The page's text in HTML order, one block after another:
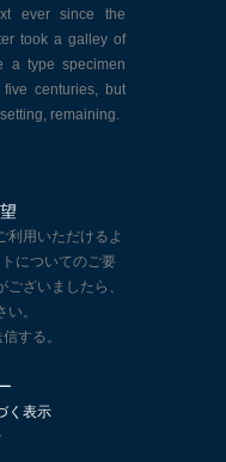
ever since the
took a galley of
a type specimen
centuries, but
remaining.
利用いただけるよ
についてのご要
ざいましたら、
。
する。
く表示